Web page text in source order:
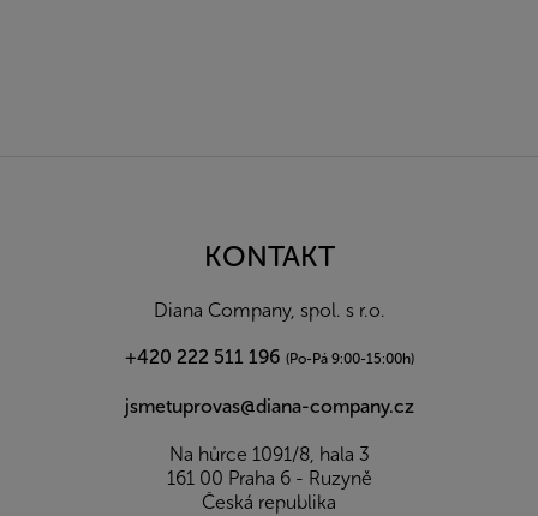
KONTAKT
Diana Company, spol. s r.o.
+420 222 511 196 (Po-Pá 9:00-15:00h)
jsmetuprovas@diana-company.cz
Na hůrce 1091/8, hala 3
161 00 Praha 6 - Ruzyně
Česká republika